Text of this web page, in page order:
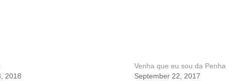
2018
Venha que eu sou da Penha
September 22, 2017